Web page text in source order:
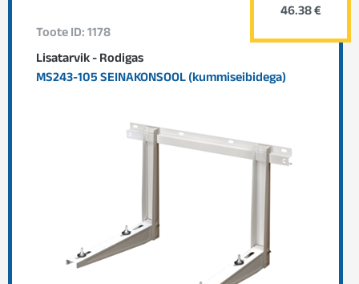
Toote ID: 1178
Lisatarvik - Rodigas
MS243-105 SEINAKONSOOL (kummiseibidega)
46.38 €